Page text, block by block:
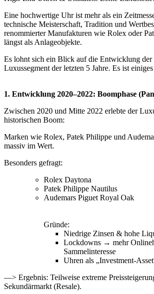
Eine hochwertige Uhr ist mehr als ein
technische Meisterschaft, Tradition und
renommierter Manufakturen wie Rolex oder
längst als Anlageobjekte.
Es lohnt sich ein Blick auf die Entwicklung
Luxussegment der letzten 5 Jahre. Es ist einiges
1. Entwicklung 2020–2022: Boomphase
Zwischen 2020 und Mitte 2022 erlebte der
historischen Boom:
Marken wie Rolex, Patek Philippe und
massiv im Wert.
Besonders gefragt:
Rolex Daytona
Patek Philippe Nautilus
Audemars Piguet Royal Oak
Gründe:
Niedrige Zinsen & hohe
Lockdowns → mehr
Sammelinteresse
Uhren als „Investment-
—> Ergebnis: Teilweise extreme
Sekundärmarkt (Resale).